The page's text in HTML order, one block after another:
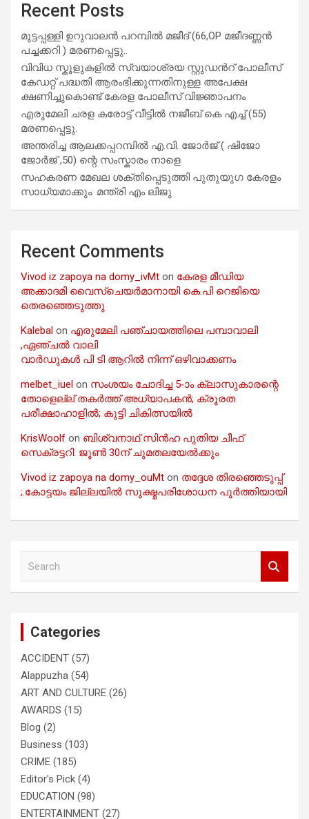
Recent Posts
മുട്ടപ്പള്ളി ഉറുവാലൻ പറമ്പിൽ മജീദ് (66,OP മജീദണ്ണൻ
പച്ചക്കറി ) മരണപ്പെട്ടു..
വിവിധ സ്കൂളുകളില്‍ സ്വയാശ്രയ സ്റ്റുഡന്‍റ് പോലീസ്
കേഡറ്റ് പദ്ധതി ആരംഭിക്കുന്നതിനുള്ള അപേക്ഷ
ക്ഷണിച്ചുകൊണ്ട് കേരള പോലീസ് വിജ്ഞാപനം
എരുമേലി ചരള കരോട്ട് വീട്ടിൽ നജീബ് കെ എച്ച് (55)
മരണപ്പെട്ടു.
അന്തരിച്ച ആ​ല​ക്ക​പ്പ​റമ്പിൽ​ എ.​വി. ജോ​ർ​ജ് ( ഷിജോ
ജോർജ് ,50) ന്റെ സംസ്കാരം നാളെ
സഹകരണ മേഖല ശക്തിപ്പെടുത്തി പുതുയുഗ കേരളം
സാധ്യമാക്കും: മന്ത്രി എം ലിജു
Recent Comments
Vivod iz zapoya na domy_ivMt on കേരള മീഡിയ
അക്കാദമി വൈസ്ചെയർമാനായി കെ.പി റെജിയെ
തെരഞ്ഞെടുത്തു
Kalebal on എരുമേലി പഞ്ചായത്തിലെ പമ്പാവാലി
,ഏഞ്ചൽ വാലി
വാർഡുകൾ പി ടി ആറിൽ നിന്ന് ഒഴിവാക്കണം
melbet_iuel on സംശയം ചോദിച്ച 5-ാം ക്ലാസുകാരന്റെ
തോളെല്ല് തകർത്ത് അധ്യാപകൻ; ക്രൂരത
പരീക്ഷാഹാളിൽ; കുട്ടി ചികിത്സയിൽ
KrisWoolf on ബിശ്വനാഥ് സിൻഹ പുതിയ ചീഫ്
സെക്രട്ടറി: ജൂൺ 30ന് ചുമതലയേൽക്കും
Vivod iz zapoya na domy_ouMt on തദ്ദേശ തിരഞ്ഞെടുപ്പ്
;.കോട്ടയം ജില്ലയിൽ സൂക്ഷ്മപരിശോധന പൂർത്തിയായി
Categories
ACCIDENT (57)
Alappuzha (54)
ART AND CULTURE (26)
AWARDS (15)
Blog (2)
Business (103)
CRIME (185)
Editor's Pick (4)
EDUCATION (98)
ENTERTAINMENT (27)